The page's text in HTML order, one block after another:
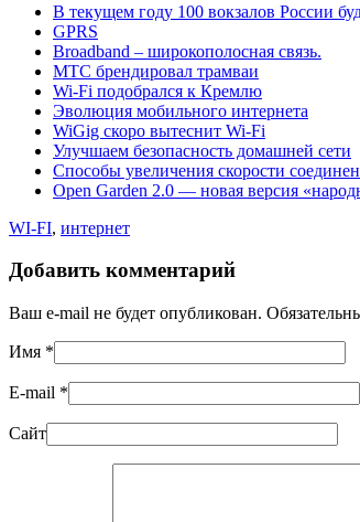
В текущем году 100 вокзалов России
GPRS
Broadband – широкополосная связь.
МТС брендировал трамваи
Wi-Fi подобрался к Кремлю
Эволюция мобильного интернета
WiGig скоро вытеснит Wi-Fi
Улучшаем безопасность домашней сети
Способы увеличения скорости
Open Garden 2.0 — новая версия
WI-FI, интернет
Добавить комментарий
Ваш e-mail не будет опубликован.
Имя *
E-mail *
Сайт